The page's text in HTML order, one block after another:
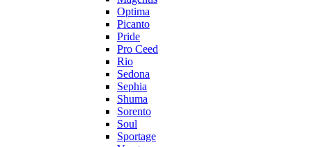
Optima
Picanto
Pride
Pro Ceed
Rio
Sedona
Sephia
Shuma
Sorento
Soul
Sportage